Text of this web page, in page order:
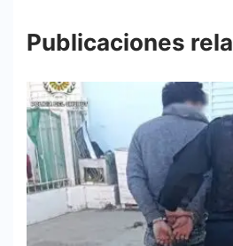
Publicaciones